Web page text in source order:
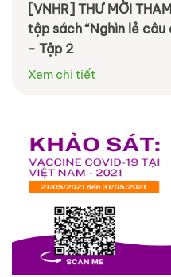
[VNHR] THƯ MỜI
tập sách “Nghìn lẻ câu
- Tập 2
Xem chi tiết